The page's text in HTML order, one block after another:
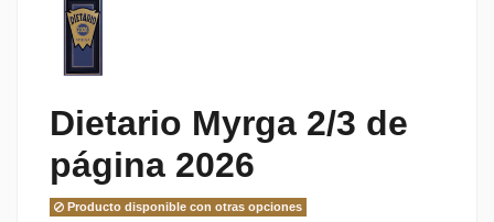
Dietario Myrga 2/3 de
página 2026
Producto disponible con otras opciones